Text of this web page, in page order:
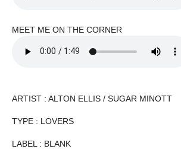
MEET ME ON THE CORNER
ARTIST : ALTON ELLIS / SUGAR MINOTT
TYPE : LOVERS
LABEL : BLANK